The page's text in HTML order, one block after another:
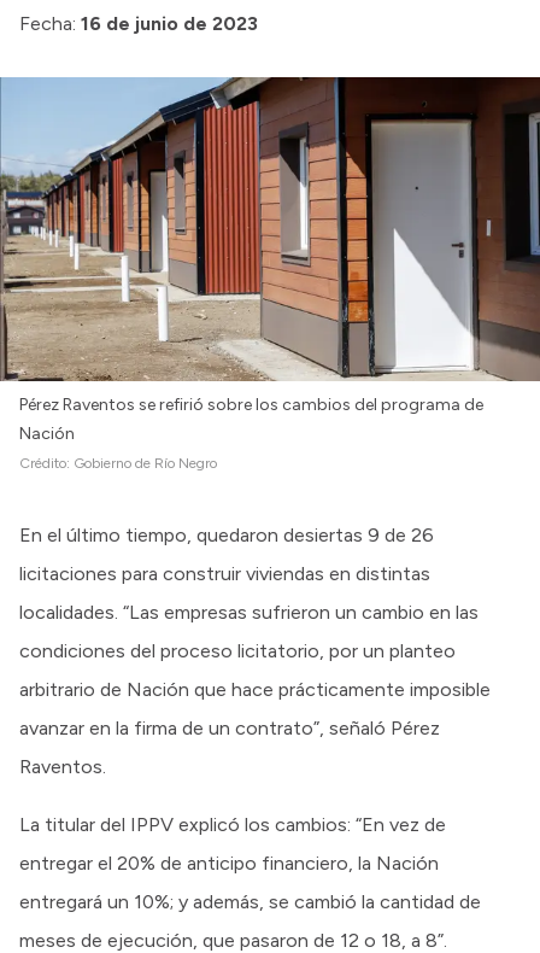
Fecha: 16 de junio de 2023
Pérez Raventos se refirió sobre los cambios del programa de
Nación
Crédito: Gobierno de Río Negro
En el último tiempo, quedaron desiertas 9 de 26
licitaciones para construir viviendas en distintas
localidades. “Las empresas sufrieron un cambio en las
condiciones del proceso licitatorio, por un planteo
arbitrario de Nación que hace prácticamente imposible
avanzar en la firma de un contrato”, señaló Pérez
Raventos.
La titular del IPPV explicó los cambios: “En vez de
entregar el 20% de anticipo financiero, la Nación
entregará un 10%; y además, se cambió la cantidad de
meses de ejecución, que pasaron de 12 o 18, a 8”.